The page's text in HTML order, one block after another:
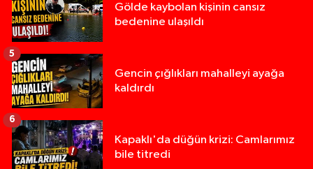
Gölde kaybolan kişinin cansız
bedenine ulaşıldı
Gencin çığlıkları mahalleyi ayağa
kaldırdı
5
Kapaklı'da düğün krizi: Camlarımız
bile titredi
6